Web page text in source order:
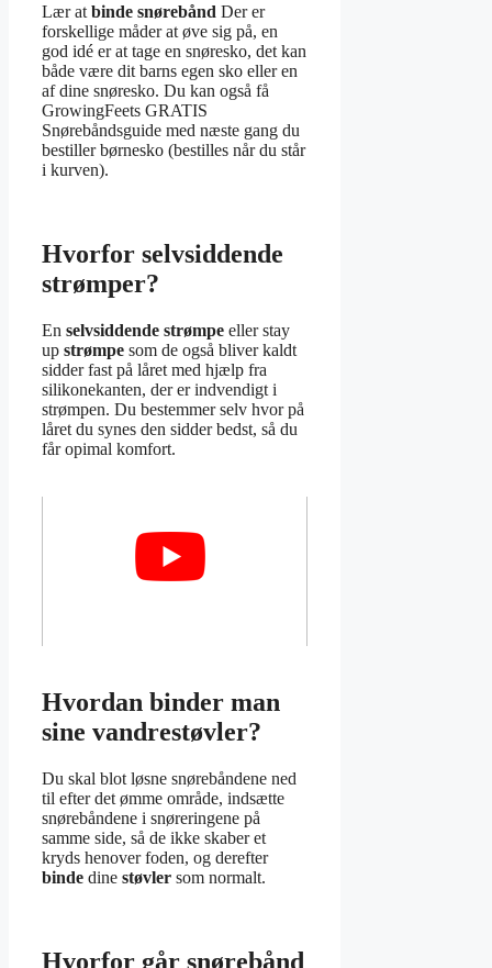
Lær at binde snørebånd Der er
forskellige måder at øve sig på, en
god idé er at tage en snøresko, det kan
både være dit barns egen sko eller en
af dine snøresko. Du kan også få
GrowingFeets GRATIS
Snørebåndsguide med næste gang du
bestiller børnesko (bestilles når du står
i kurven).
Hvorfor selvsiddende
strømper?
En selvsiddende strømpe eller stay
up strømpe som de også bliver kaldt
sidder fast på låret med hjælp fra
silikonekanten, der er indvendigt i
strømpen. Du bestemmer selv hvor på
låret du synes den sidder bedst, så du
får opimal komfort.
Hvordan binder man
sine vandrestøvler?
Du skal blot løsne snørebåndene ned
til efter det ømme område, indsætte
snørebåndene i snøreringene på
samme side, så de ikke skaber et
kryds henover foden, og derefter
binde dine støvler som normalt.
Hvorfor går snørebånd